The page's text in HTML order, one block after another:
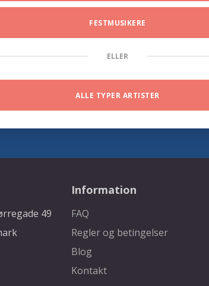
FESTMUSIKERE
ELLER
ALLE TYPER ARTISTER
49
Information
FAQ
Regler og betingelser
Blog
Kontakt